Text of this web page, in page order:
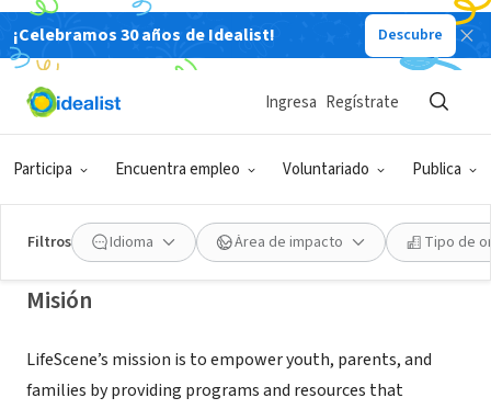
¡Celebramos 30 años de Idealist! Descubre
Participa Encuentra empleo Voluntariado Publica
Ingresa Regístrate
Filtros Idioma Área de impacto Tipo de
ORGANIZACIÓN SIN FIN DE LUCRO
FAMILY & CHILDRENS SERVICE OF
GREATER LYNN INC
Lynn, MA|lifescene.org
Misión
LifeScene’s mission is to empower youth, parents, and
families by providing programs and resources that